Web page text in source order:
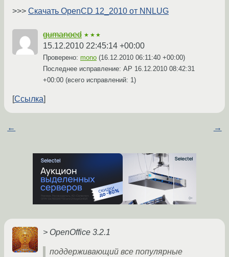
>>> Скачать OpenCD 12_2010 от NNLUG
gumanoed ★★★
15.12.2010 22:45:14 +00:00
Проверено: mono (16.12.2010 06:11:40 +00:00)
Последнее исправление: AP 16.12.2010 08:42:31
+00:00 (всего исправлений: 1)
Ссылка
← →
> OpenOffice 3.2.1
поддерживающий все популярные